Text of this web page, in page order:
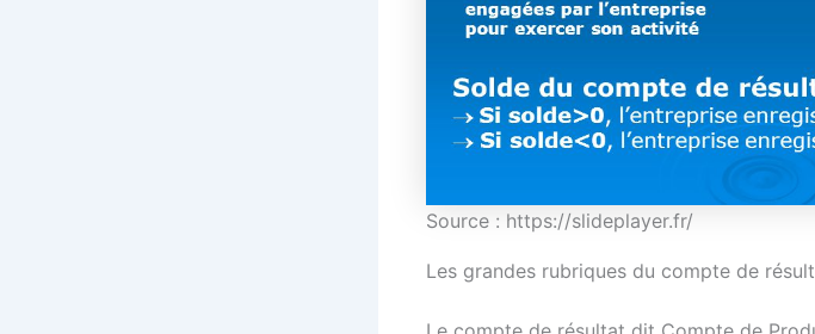
Source : https://slideplayer.fr/
Les grandes rubriques du compte de